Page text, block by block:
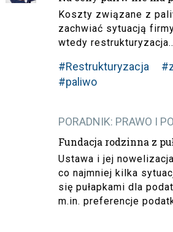
Koszty związane z
zachwiać sytuacją
wtedy
#Restrukturyzacja
#paliwo
PORADNIK: PRAWO I
Fundacja rodzinna z
Ustawa i jej
co najmniej kilka
się pułapkami dla
m.in. preferencje